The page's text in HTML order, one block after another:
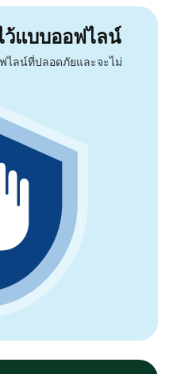
ว้แบบออฟไลน์
ลน์ที่ปลอดภัยและจะไม่